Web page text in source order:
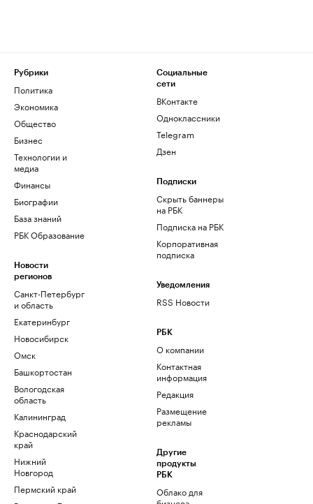
Рубрики
Политика
Экономика
Общество
Бизнес
Технологии и
медиа
Финансы
Биографии
База знаний
РБК Образование
Новости
регионов
Санкт-Петербург
и область
Екатеринбург
Новосибирск
Омск
Башкортостан
Вологодская
область
Калининград
Краснодарский
край
Нижний
Новгород
Пермский край
Социальные
сети
ВКонтакте
Одноклассники
Telegram
Дзен
Подписки
Скрыть баннеры
на РБК
Подписка на РБК
Корпоративная
подписка
Уведомления
RSS Новости
РБК
О компании
Контактная
информация
Редакция
Размещение
рекламы
Другие
продукты
РБК
Облако для